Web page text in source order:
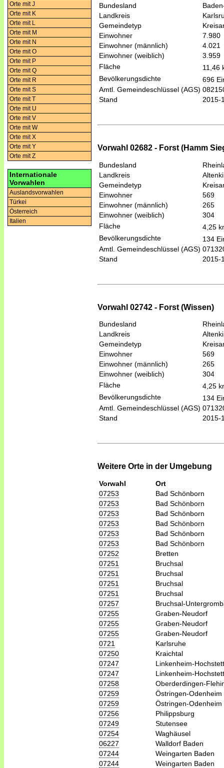
Orte mit J
Orte mit K
Orte mit L
Orte mit M
Orte mit N
Orte mit O
Orte mit P
Orte mit Q
Orte mit R
Orte mit S
Orte mit T
Orte mit U
Orte mit V
Orte mit W
Orte mit X
Orte mit Y
Orte mit Z
Internationale
Vorwahlen
Auslandsvorwahlen
Türkei
Österreich
Italien
Bundesland
Landkreis
Gemeindetyp
Einwohner
7.980
Einwohner (männlich)
4.021
Einwohner (weiblich)
3.959
Fläche
11,46
Bevölkerungsdichte
696
Amtl. Gemeindeschlüssel (AGS)
Stand
2015-
Vorwahl 02682 - Forst (Hamm
Bundesland
Landkreis
Gemeindetyp
Einwohner
569
Einwohner (männlich)
265
Einwohner (weiblich)
304
Fläche
4,25
Bevölkerungsdichte
134
Amtl. Gemeindeschlüssel (AGS)
Stand
2015-
Vorwahl 02742 - Forst (Wissen)
Bundesland
Landkreis
Gemeindetyp
Einwohner
569
Einwohner (männlich)
265
Einwohner (weiblich)
304
Fläche
4,25
Bevölkerungsdichte
134
Amtl. Gemeindeschlüssel (AGS)
Stand
2015-
Weitere Orte in der Umgebung
Vorwahl
Ort
07253
Bad Schönborn
07253
Bad Schönborn
07253
Bad Schönborn
07253
Bad Schönborn
07253
Bad Schönborn
07253
Bad Schönborn
07252
Bretten
07251
Bruchsal
07251
Bruchsal
07251
Bruchsal
07251
Bruchsal
07257
Bruchsal-
07255
Graben-Neudorf
07255
Graben-Neudorf
07255
Graben-Neudorf
0721
Karlsruhe
07250
Kraichtal
07247
Linkenheim-
07247
Linkenheim-
07258
Oberderdingen-
07259
Östringen-Odenheim
07259
Östringen-Odenheim
07256
Philippsburg
07249
Stutensee
07254
Waghäusel
06227
Walldorf Baden
07244
Weingarten Baden
07244
Weingarten Baden